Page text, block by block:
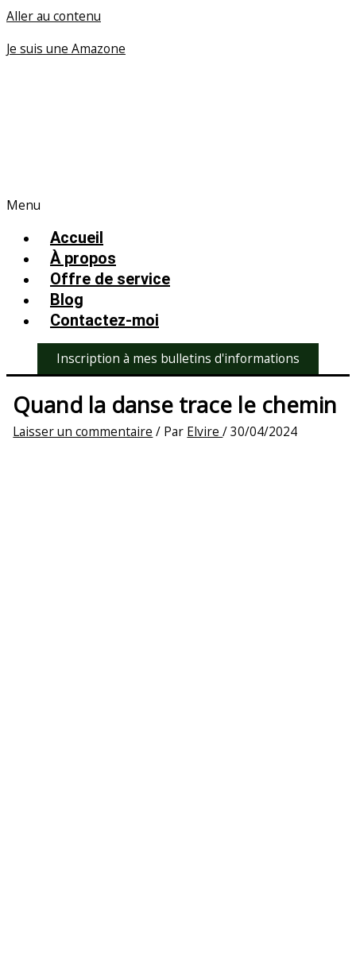
Aller au contenu
Je suis une Amazone
Menu
Accueil
À propos
Offre de service
Blog
Contactez-moi
Inscription à mes bulletins d'informations
Quand la danse trace le chemin
Laisser un commentaire / Par Elvire/30/04/2024